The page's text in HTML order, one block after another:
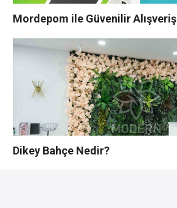
Mordepom ile Güvenilir Alışveriş
Dikey Bahçe Nedir?